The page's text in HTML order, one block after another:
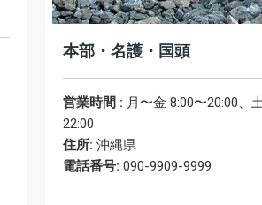
本部・名護・国頭
営業時間 : 月〜金 8:00〜20:00、
22:00
住所: 沖縄県
電話番号: 090-9909-9999